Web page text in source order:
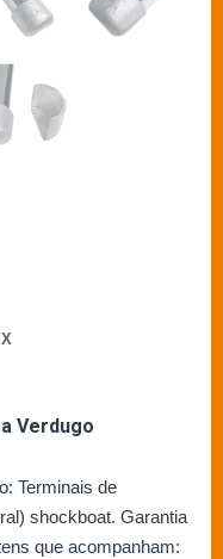
Verdugo
Terminais de
shockboat. Garantia
que acompanham: